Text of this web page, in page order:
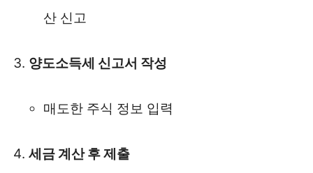
산 신고
양도소득세 신고서 작성
매도한 주식 정보 입력
세금 계산 후 제출